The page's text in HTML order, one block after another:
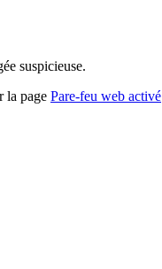
suspicieuse.
la page Pare-feu web activé